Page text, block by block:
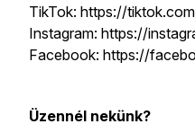
TikTok: https://
Instagram: https://
Facebook: https://
Üzennél nekünk?